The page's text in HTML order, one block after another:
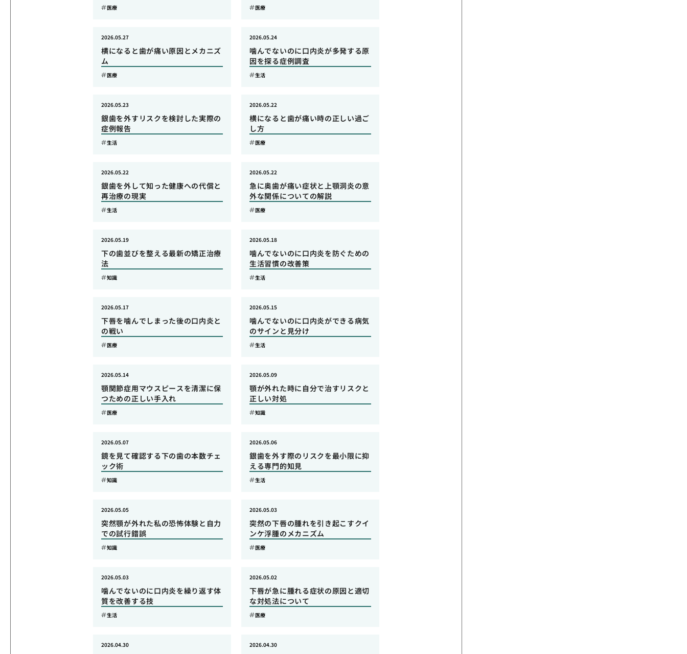
医療 医療
横になると歯が痛い原因とメカニズ
ム
2026.05.27
医療
噛んでないのに口内炎が多発する原
因を探る症例調査
2026.05.24
生活
銀歯を外すリスクを検討した実際の
症例報告
2026.05.23
生活
横になると歯が痛い時の正しい過ご
し方
2026.05.22
医療
銀歯を外して知った健康への代償と
再治療の現実
2026.05.22
生活
急に奥歯が痛い症状と上顎洞炎の意
外な関係についての解説
2026.05.22
医療
下の歯並びを整える最新の矯正治療
法
2026.05.19
知識
噛んでないのに口内炎を防ぐための
生活習慣の改善策
2026.05.18
生活
下唇を噛んでしまった後の口内炎と
の戦い
2026.05.17
医療
噛んでないのに口内炎ができる病気
のサインと見分け
2026.05.15
生活
顎関節症用マウスピースを清潔に保
つための正しい手入れ
2026.05.14
医療
顎が外れた時に自分で治すリスクと
正しい対処
2026.05.09
知識
鏡を見て確認する下の歯の本数チェ
ック術
2026.05.07
知識
銀歯を外す際のリスクを最小限に抑
える専門的知見
2026.05.06
生活
突然顎が外れた私の恐怖体験と自力
での試行錯誤
2026.05.05
知識
突然の下唇の腫れを引き起こすクイ
ンケ浮腫のメカニズム
2026.05.03
医療
噛んでないのに口内炎を繰り返す体
質を改善する技
2026.05.03
生活
下唇が急に腫れる症状の原因と適切
な対処法について
2026.05.02
医療
2026.04.30 2026.04.30